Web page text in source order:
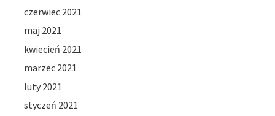
czerwiec 2021
maj 2021
kwiecień 2021
marzec 2021
luty 2021
styczeń 2021